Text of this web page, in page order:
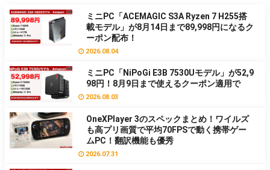
ミニPC「ACEMAGIC S3A Ryzen 7 H255搭
載モデル」が8月14日まで89,998円になるク
ーポン配布！
2026.08.04
ミニPC「NiPoGi E3B 7530Uモデル」が52,9
98円！8月9日まで使えるクーポン適用で
2026.08.03
OneXPlayer 3のスペックまとめ！ワイルズ
も高プリ画質で平均70FPSで動く携帯ゲー
ムPC！翻訳機能も優秀
2026.07.31